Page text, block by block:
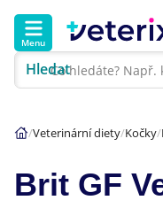
Menu
Hledat
Akce
Veterinární diety Kočky
Brit GF